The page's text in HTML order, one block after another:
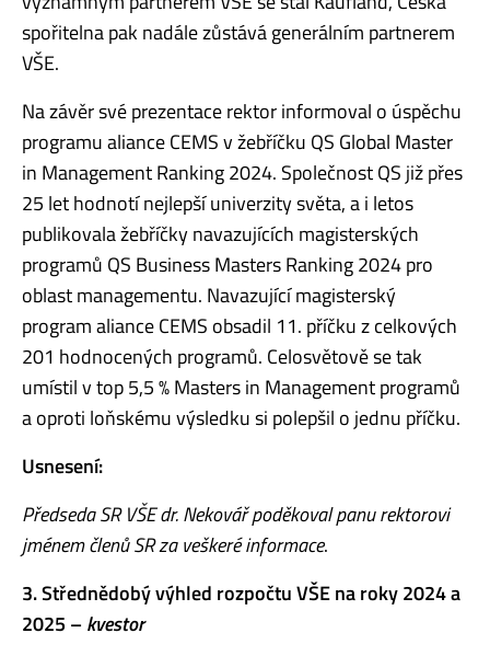
spořitelna pak nadále zůstává generálním partnerem
VŠE.
Na závěr své prezentace rektor informoval o úspěchu
programu aliance CEMS v žebříčku QS Global Master
in Management Ranking 2024. Společnost QS již přes
25 let hodnotí nejlepší univerzity světa, a i letos
publikovala žebříčky navazujících magisterských
programů QS Business Masters Ranking 2024 pro
oblast managementu. Navazující magisterský
program aliance CEMS obsadil 11. příčku z celkových
201 hodnocených programů. Celosvětově se tak
umístil v top 5,5 % Masters in Management programů
a oproti loňskému výsledku si polepšil o jednu příčku.
Usnesení:
Předseda SR VŠE dr. Nekovář poděkoval panu rektorovi
jménem členů SR za veškeré informace.
3. Střednědobý výhled rozpočtu VŠE na roky 2024 a
2025 –kvestor